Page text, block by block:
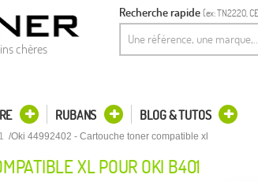
chères
Recherche rapide (ex: TN2220,
RUBANS BLOG & TUTOS
Oki 44992402 - Cartouche toner compatible xl
XL POUR OKI B401